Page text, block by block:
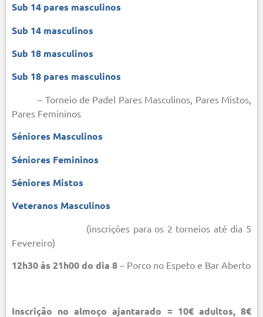
Sub 14 pares masculinos
Sub 14 masculinos
Sub 18 masculinos
Sub 18 pares masculinos
– Torneio de Padel Pares Masculinos, Pares Mistos,
Pares Femininos
Séniores Masculinos
Séniores Femininos
Séniores Mistos
Veteranos Masculinos
(inscrições para os 2 torneios até dia 5
Fevereiro)
12h30 às 21h00 do dia 8 – Porco no Espeto e Bar Aberto
Inscrição no almoço ajantarado = 10€ adultos, 8€